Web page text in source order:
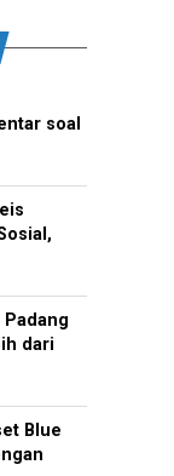
soal
Padang
dari
Blue